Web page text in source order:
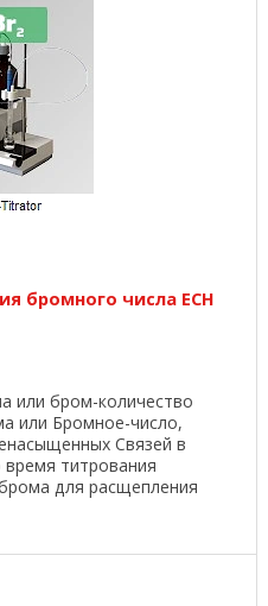
бромного числа ECH
или бром-количество
или Бромное-число,
Связей в
титрования
для расщепления